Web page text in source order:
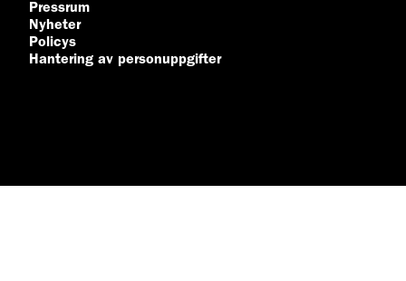
Pressrum
Nyheter
Policys
Hantering av personuppgifter